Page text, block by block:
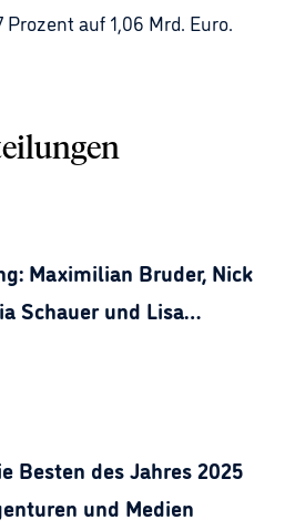
auf 1,06 Mrd. Euro.
Maximilian Bruder, Nick
Schauer und Lisa
Besten des Jahres 2025
und Medien